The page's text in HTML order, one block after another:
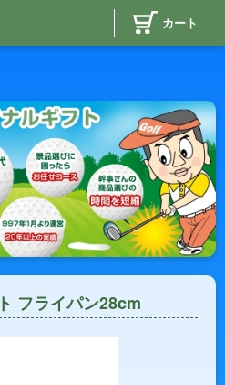
カート
フライパン28cm